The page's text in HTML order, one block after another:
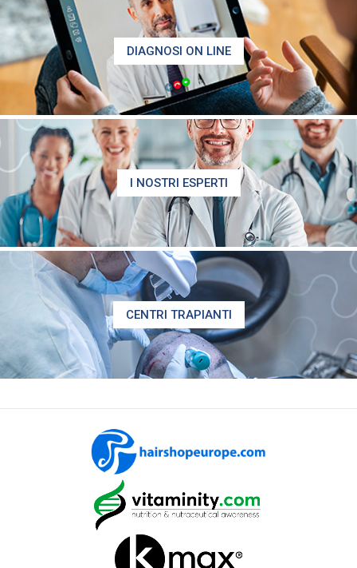
DIAGNOSI ON LINE
I NOSTRI ESPERTI
CENTRI TRAPIANTI